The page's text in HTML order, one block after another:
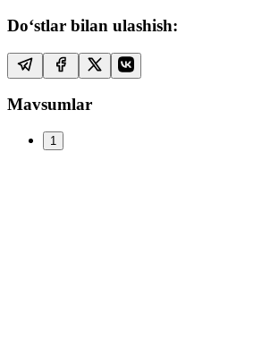
Do‘stlar bilan ulashish:
Mavsumlar
1